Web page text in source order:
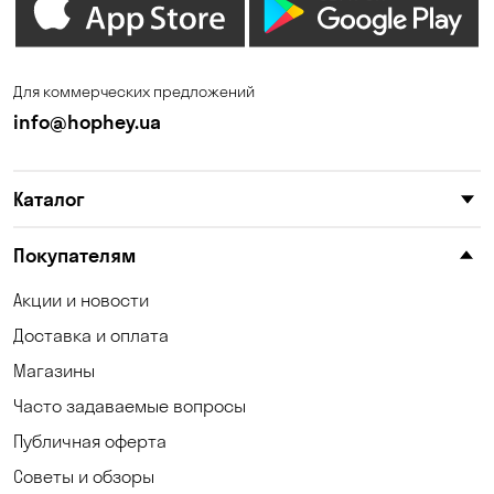
Зазимье Запорожье
Каменные Потоки
Клинцы
Корсунцы
Коцюбинское
Кривой Рог
Кропивницкий
Для коммерческих предложений
info@hophey.ua
Каталог
Покупателям
Акции и новости
Доставка и оплата
Магазины
Часто задаваемые вопросы
Публичная оферта
Советы и обзоры